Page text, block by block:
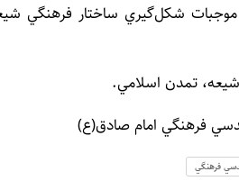
شکل‌گيري ساختار فرهنگي
تمدن اسلامي.
فرهنگي امام صادق(ع)
فرهنگي